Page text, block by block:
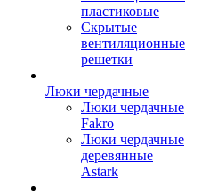
пластиковые
Скрытые
вентиляционные
решетки
Люки чердачные
Люки чердачные
Fakro
Люки чердачные
деревянные
Astark